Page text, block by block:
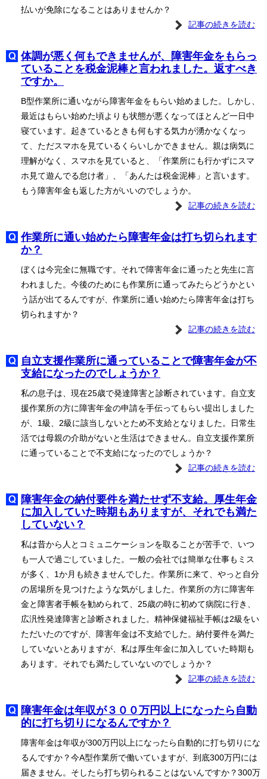
払いが免除になることはありませんか？
記事の続きを読む
体調が悪く何もできませんが、障害年金をもらっ
ていることを税金泥棒と言われました。返すべき
ですか。
B型作業所に通いながら障害年金をもらい始めました。しかし、
最近はもらい始めた頃よりも状態が悪くなってほとんど一日中
寝ています。起きているときも何もする気力が湧かなくなっ
て、ただスマホを見ているくらいしかできません。親は病気に
理解がなく、スマホを見ていると、「作業所にも行かずにスマ
ホ見て遊んでる怠け者」、「あんたは税金泥棒」と言います。
もう障害年金も返した方がいいのでしょうか。
記事の続きを読む
作業所に通い始めたら障害年金は打ち切られます
か？
ぼくは今完全に無職です。それで障害年金に通ったと先生に言
われました。今後のためにも作業所に通ってみたらどうかとい
う話が出てるんですが、作業所に通い始めたら障害年金は打ち
切られますか？
記事の続きを読む
自立支援作業所に通っていることで障害年金が不
支給になったのでしょうか？
私の息子は、現在25歳で発達障害と診断されています。自立支
援作業所の方に障害年金の申請を手伝ってもらい提出しました
が、1級、2級に該当しないとため不支給となりました。日常生
活では母親の介助がないと生活はできません。自立支援作業所
に通っていることで不支給になったのでしょうか？
記事の続きを読む
障害年金の納付要件を満たせず不支給。厚生年金
に加入していた時期もありますが、それでも満た
していない？
私は昔から人とコミュニケーションを取ることが苦手で、いつ
も一人で過ごしていました。一般の会社では簡単な仕事もミス
が多く、1か月も続きませんでした。作業所に来て、やっと自分
の居場所を見つけたような気がしました。作業所の方に障害年
金と障害者手帳を勧められて、25歳の時に初めて病院に行き、
広汎性発達障害と診断されました。精神保健福祉手帳は2級をい
ただいたのですが、障害年金は不支給でした。納付要件を満た
していないとありますが、私は厚生年金に加入していた時期も
あります。それでも満たしていないのでしょうか？
記事の続きを読む
障害年金は年収が３００万円以上になったら自動
的に打ち切りになるんですか？
障害年金は年収が300万円以上になったら自動的に打ち切りにな
るんですか？今A型作業所で働いていますが、到底300万円には
届きません。そしたら打ち切られることはないんですか？300万